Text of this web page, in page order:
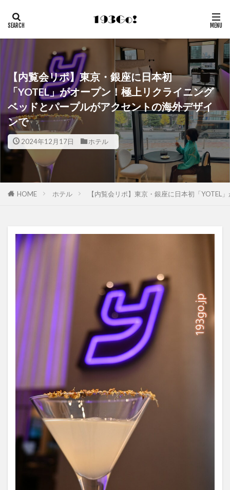
【内覧会リポ】東京・銀座に日本初
「YOTEL」がオープン！極上リクライニング
ベッドとパープルがアクセントの海外デザイ
ンで
2024年12月17日 ホテル
HOME ホテル 【内覧会リポ】東京・銀座に日本初「YOTEL